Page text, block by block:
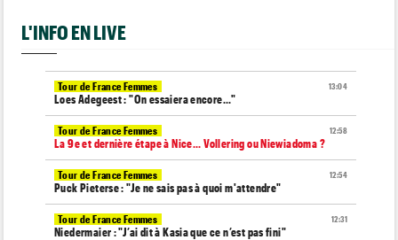
L'INFO EN LIVE
13:04
Tour de France Femmes
Loes Adegeest : "On essaiera encore..."
12:58
Tour de France Femmes
La 9e et dernière étape à Nice... Vollering ou Niewiadoma ?
12:54
Tour de France Femmes
Puck Pieterse : "Je ne sais pas à quoi m'attendre"
12:31
Tour de France Femmes
Niedermaier : "J’ai dit à Kasia que ce n’est pas fini"